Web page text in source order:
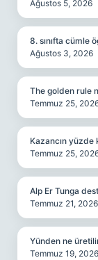
Ağustos 5, 2026
8. sınıfta cümle
Ağustos 3, 2026
The golden rule
Temmuz 25,
Kazancın yüzde
Temmuz 25,
Alp Er Tunga
Temmuz 21, 2026
Yünden ne
Temmuz 19, 2026